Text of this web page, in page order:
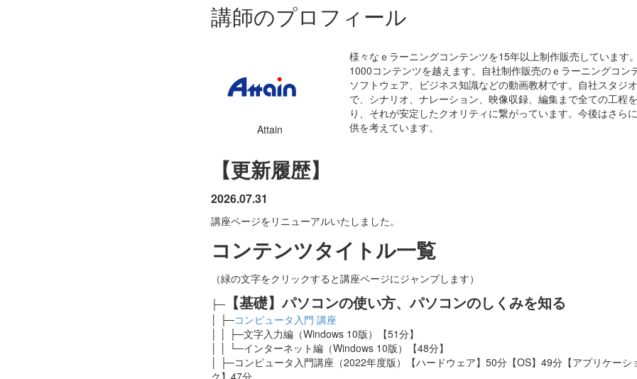
講師のプロフィール
Attain
様々なｅラーニングコンテンツを15年以上制作販売しています
1000コンテンツを越えます。自社制作販売のｅラーニングコン
ソフトウェア、ビジネス知識などの動画教材です。自社スタジ
で、シナリオ、ナレーション、映像収録、編集まで全ての工程
り、それが安定したクオリティに繋がっています。今後はさら
供を考えています。
【更新履歴】
2026.07.31
講座ページをリニューアルいたしました。
コンテンツタイトル一覧
（緑の文字をクリックすると講座ページにジャンプします）
├─ 【基礎】パソコンの使い方、パソコンのしくみを知る
│ ├─コンピュータ入門 講座
│ │ ├─文字入力編（Windows 10版）【51分】
│ │ └─インターネット編（Windows 10版）【48分】
│ ├─コンピュータ入門講座（2022年度版）【ハードウェア】50分【OS】49分【アプリケーシ
ク】47分